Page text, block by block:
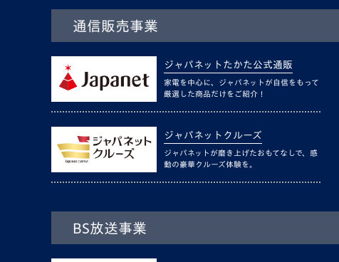
通信販売事業
ジャパネットたかた公式通販
家電を中心に、ジャパネットが自信をもって
厳選した商品だけをご紹介！
ジャパネットクルーズ
ジャパネットが磨き上げたおもてなしで、感
動の豪華クルーズ体験を。
BS放送事業